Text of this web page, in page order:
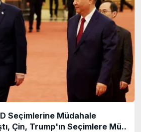
Seçimlerine Müdahale
Çin, Trump'ın Seçimlere Mü..